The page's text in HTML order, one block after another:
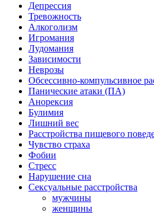
Депрессия
Тревожность
Алкоголизм
Игромания
Лудомания
Зависимости
Неврозы
Обсессивно-компульсивное
Панические атаки (ПА)
Анорексия
Булимия
Лишний вес
Расстройства пищевого
Чувство страха
Фобии
Стресс
Нарушение сна
Сексуальные расстройства
мужчины
женщины